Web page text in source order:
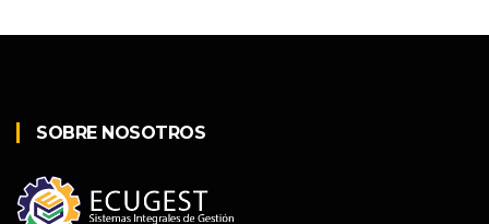
SOBRE NOSOTROS